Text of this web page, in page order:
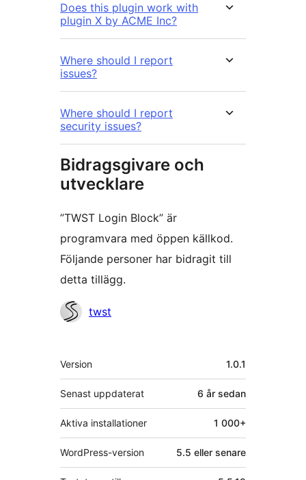
Does this plugin work with
plugin X by ACME Inc?
Where should I report
issues?
Where should I report
security issues?
Bidragsgivare och
utvecklare
”TWST Login Block” är
programvara med öppen källkod.
Följande personer har bidragit till
detta tillägg.
Bidragande
twst
Meta
Version 1.0.1
Senast uppdaterat 6 år sedan
Aktiva installationer 1 000+
WordPress-version 5.5 eller senare